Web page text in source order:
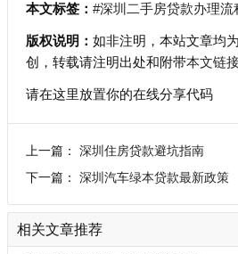
本文标签： #深圳二手房贷款办理流
版权说明： 如非注明，本站文章均为
创，转载请注明出处和附带本文链
请在这里放置你的在线分享代码
上一篇： 深圳住房贷款避坑指南
下一篇： 深圳汽车绿本贷款最新政策
相关文章推荐